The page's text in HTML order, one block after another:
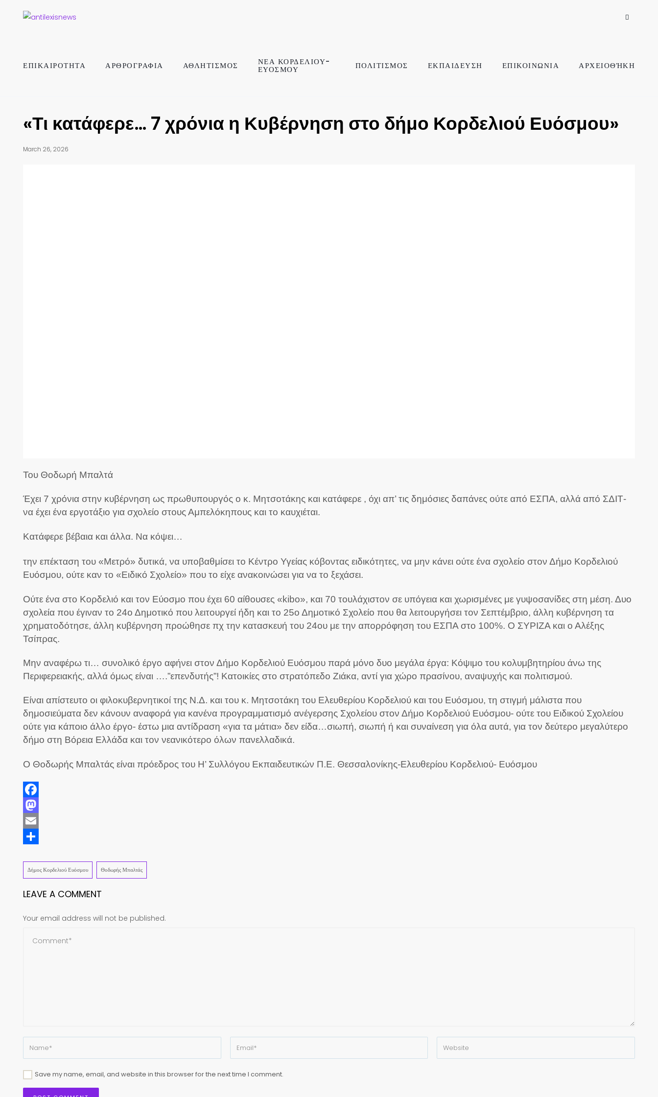
ΕΠΙΚΑΙΡΟΤΗΤΑ ΑΡΘΡΟΓΡΑΦΙΑ ΑΘΛΗΤΙΣΜΟΣ ΝΕΑ ΚΟΡΔΕΛΙΟΥ-
ΕΥΟΣΜΟΥ ΠΟΛΙΤΙΣΜΟΣ ΕΚΠΑΙΔΕΥΣΗ ΕΠΙΚΟΙΝΩΝΙΑ ΑΡΧΕΙΟΘΉΚΗ
«Τι κατάφερε… 7 χρόνια η Κυβέρνηση στο δήμο Κορδελιού Ευόσμου»
March 26, 2026
Του Θοδωρή Μπαλτά
Έχει 7 χρόνια στην κυβέρνηση ως πρωθυπουργός ο κ. Μητσοτάκης και κατάφερε , όχι απ’ τις δημόσιες δαπάνες ούτε από ΕΣΠΑ, αλλά από ΣΔΙΤ-
να έχει ένα εργοτάξιο για σχολείο στους Αμπελόκηπους και το καυχιέται.
Κατάφερε βέβαια και άλλα. Να κόψει…
την επέκταση του «Μετρό» δυτικά, να υποβαθμίσει το Κέντρο Υγείας κόβοντας ειδικότητες, να μην κάνει ούτε ένα σχολείο στον Δήμο Κορδελιού
Ευόσμου, ούτε καν το «Ειδικό Σχολείο» που το είχε ανακοινώσει για να το ξεχάσει.
Ούτε ένα στο Κορδελιό και τον Εύοσμο που έχει 60 αίθουσες «kibo», και 70 τουλάχιστον σε υπόγεια και χωρισμένες με γυψοσανίδες στη μέση. Δυο
σχολεία που έγιναν το 24ο Δημοτικό που λειτουργεί ήδη και το 25ο Δημοτικό Σχολείο που θα λειτουργήσει τον Σεπτέμβριο, άλλη κυβέρνηση τα
χρηματοδότησε, άλλη κυβέρνηση προώθησε πχ την κατασκευή του 24ου με την απορρόφηση του ΕΣΠΑ στο 100%. Ο ΣΥΡΙΖΑ και ο Αλέξης
Τσίπρας.
Μην αναφέρω τι… συνολικό έργο αφήνει στον Δήμο Κορδελιού Ευόσμου παρά μόνο δυο μεγάλα έργα: Κόψιμο του κολυμβητηρίου άνω της
Περιφερειακής, αλλά όμως είναι ….”επενδυτής”! Κατοικίες στο στρατόπεδο Ζιάκα, αντί για χώρο πρασίνου, αναψυχής και πολιτισμού.
Είναι απίστευτο οι φιλοκυβερνητικοί της Ν.Δ. και του κ. Μητσοτάκη του Ελευθερίου Κορδελιού και του Ευόσμου, τη στιγμή μάλιστα που
δημοσιεύματα δεν κάνουν αναφορά για κανένα προγραμματισμό ανέγερσης Σχολείου στον Δήμο Κορδελιού Ευόσμου- ούτε του Ειδικού Σχολείου
ούτε για κάποιο άλλο έργο- έστω μια αντίδραση «για τα μάτια» δεν είδα…σιωπή, σιωπή ή και συναίνεση για όλα αυτά, για τον δεύτερο μεγαλύτερο
δήμο στη Βόρεια Ελλάδα και τον νεανικότερο όλων πανελλαδικά.
Ο Θοδωρής Μπαλτάς είναι πρόεδρος του Η’ Συλλόγου Εκπαιδευτικών Π.Ε. Θεσσαλονίκης-Ελευθερίου Κορδελιού- Ευόσμου
Facebook
Mastodon
Email
Δήμος Κορδελιού Ευόσμου Θοδωρής Μπαλτάς
LEAVE A COMMENT
Your email address will not be published.
Save my name, email, and website in this browser for the next time I comment.